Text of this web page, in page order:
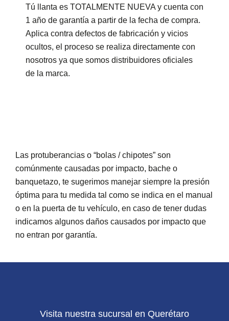
Tú llanta es TOTALMENTE NUEVA y cuenta con
1 año de garantía a partir de la fecha de compra.
Aplica contra defectos de fabricación y vicios
ocultos, el proceso se realiza directamente con
nosotros ya que somos distribuidores oficiales
de la marca.
Las protuberancias o “bolas / chipotes” son
comúnmente causadas por impacto, bache o
banquetazo, te sugerimos manejar siempre la presión
óptima para tu medida tal como se indica en el manual
o en la puerta de tu vehículo, en caso de tener dudas
indicamos algunos daños causados por impacto que
no entran por garantía.
Visita nuestra sucursal en Querétaro